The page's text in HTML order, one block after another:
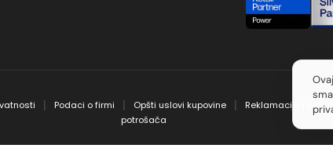
Podaci o firmi Opšti uslovi kupovine
Reklamacije i prava
potrošača